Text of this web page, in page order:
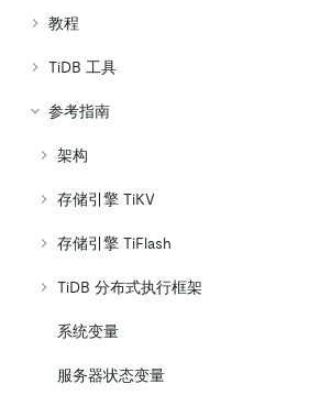
教程
TiDB 工具
参考指南
架构
存储引擎 TiKV
存储引擎 TiFlash
TiDB 分布式执行框架
系统变量
服务器状态变量